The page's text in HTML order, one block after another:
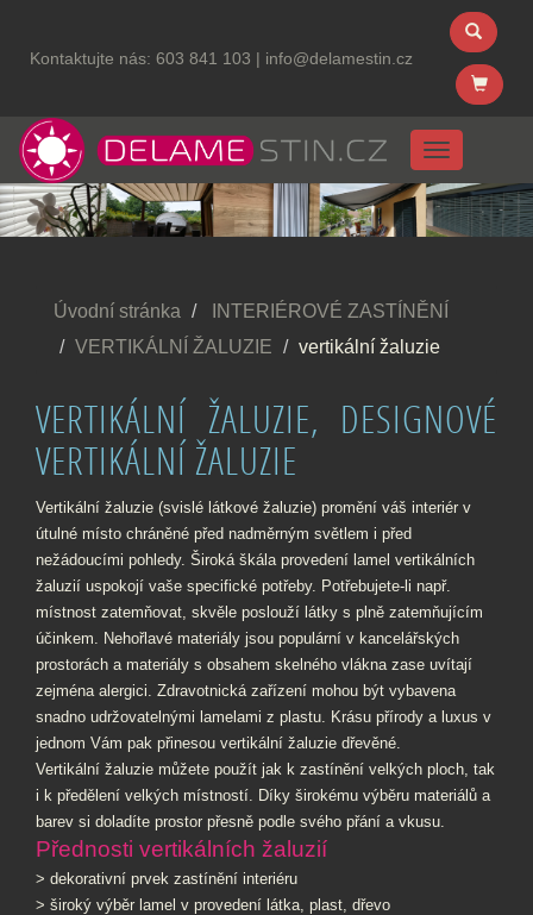
Kontaktujte nás: 603 841 103 | info@delamestin.cz
Menu
Úvodní stránka
INTERIÉROVÉ ZASTÍNĚNÍ
VERTIKÁLNÍ ŽALUZIE
vertikální žaluzie
VERTIKÁLNÍ ŽALUZIE, DESIGNOVÉ
VERTIKÁLNÍ ŽALUZIE
Vertikální žaluzie (svislé látkové žaluzie) promění váš interiér v
útulné místo chráněné před nadměrným světlem i před
nežádoucími pohledy. Široká škála provedení lamel vertikálních
žaluzií uspokojí vaše specifické potřeby. Potřebujete-li např.
místnost zatemňovat, skvěle poslouží látky s plně zatemňujícím
účinkem. Nehořlavé materiály jsou populární v kancelářských
prostorách a materiály s obsahem skelného vlákna zase uvítají
zejména alergici. Zdravotnická zařízení mohou být vybavena
snadno udržovatelnými lamelami z plastu. Krásu přírody a luxus v
jednom Vám pak přinesou vertikální žaluzie dřevěné.
Vertikální žaluzie můžete použít jak k zastínění velkých ploch, tak
i k předělení velkých místností. Díky širokému výběru materiálů a
barev si doladíte prostor přesně podle svého přání a vkusu.
Přednosti vertikálních žaluzií
> dekorativní prvek zastínění interiéru
> široký výběr lamel v provedení látka, plast, dřevo